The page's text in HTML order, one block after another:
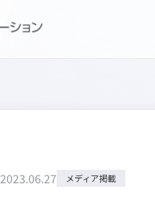
2023.06.27 メディア掲載